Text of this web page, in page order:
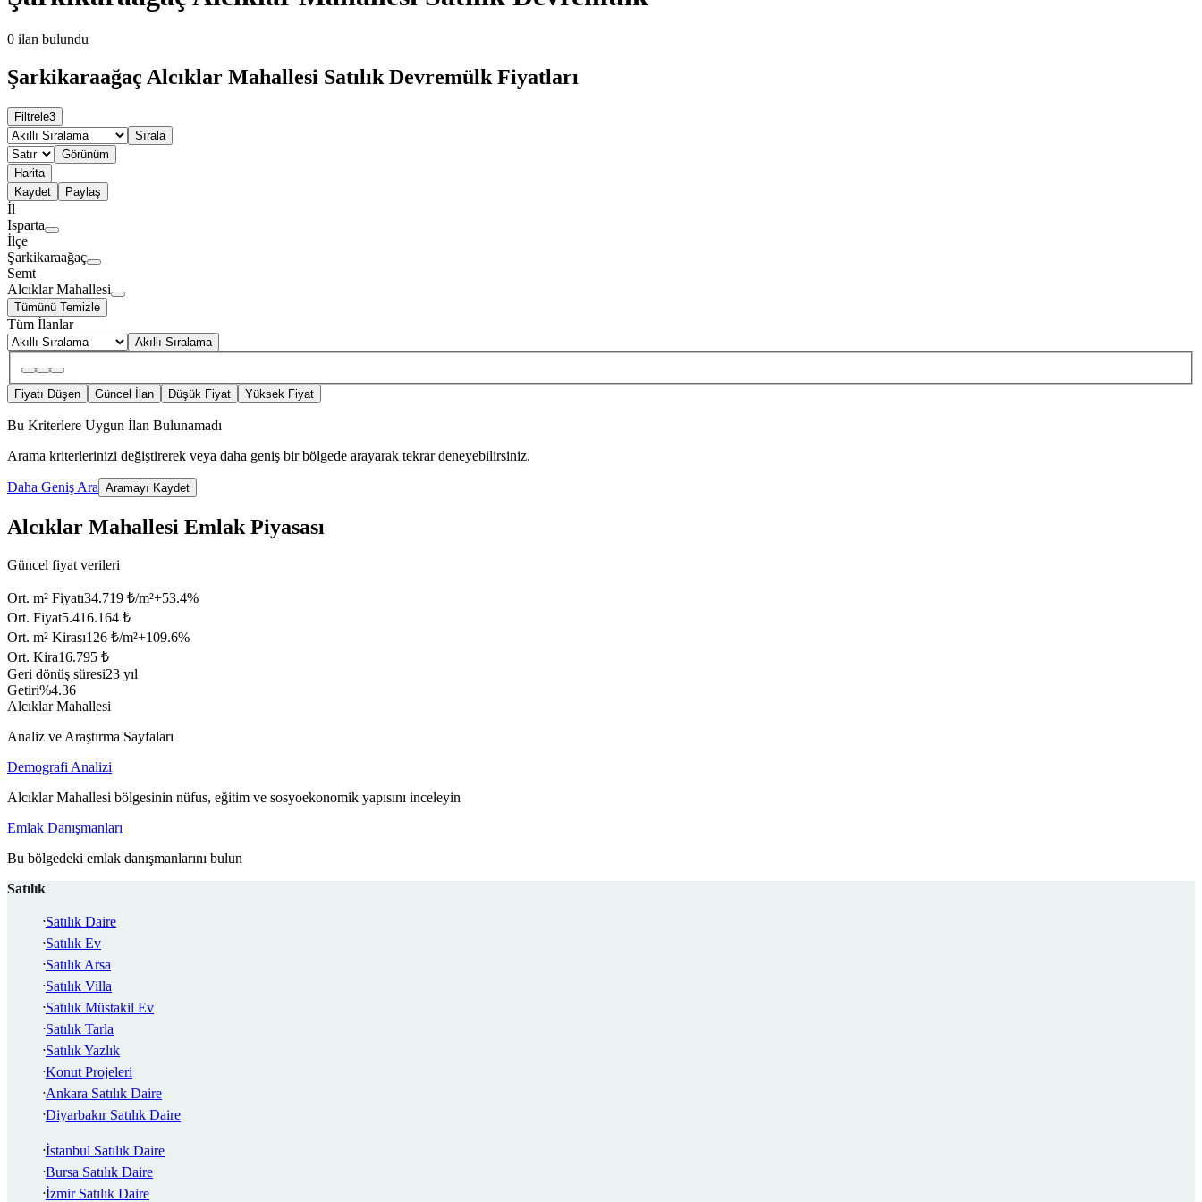
0 ilan bulundu
Şarkikaraağaç Alcıklar Mahallesi Satılık Devremülk Fiyatları
Filtrele3
Sırala
Görünüm
Harita
Kaydet
Paylaş
İl
Isparta
İlçe
Şarkikaraağaç
Semt
Alcıklar Mahallesi
Tümünü Temizle
Tüm İlanlar
Akıllı Sıralama
Fiyatı Düşen Güncel İlan Düşük Fiyat Yüksek Fiyat
Bu Kriterlere Uygun İlan Bulunamadı
Arama kriterlerinizi değiştirerek veya daha geniş bir bölgede arayarak tekrar deneyebilirsiniz.
Daha Geniş Ara Aramayı Kaydet
Alcıklar Mahallesi Emlak Piyasası
Güncel fiyat verileri
Ort. m² Fiyatı34.719 ₺/m²+53.4%
Ort. Fiyat5.416.164 ₺
Ort. m² Kirası126 ₺/m²+109.6%
Ort. Kira16.795 ₺
Geri dönüş süresi23 yıl
Getiri%4.36
Alcıklar Mahallesi
Analiz ve Araştırma Sayfaları
Demografi Analizi
Alcıklar Mahallesi bölgesinin nüfus, eğitim ve sosyoekonomik yapısını inceleyin
Emlak Danışmanları
Bu bölgedeki emlak danışmanlarını bulun
Satılık
Satılık Daire
Satılık Ev
Satılık Arsa
Satılık Villa
Satılık Müstakil Ev
Satılık Tarla
Satılık Yazlık
Konut Projeleri
Ankara Satılık Daire
Diyarbakır Satılık Daire
İstanbul Satılık Daire
Bursa Satılık Daire
İzmir Satılık Daire